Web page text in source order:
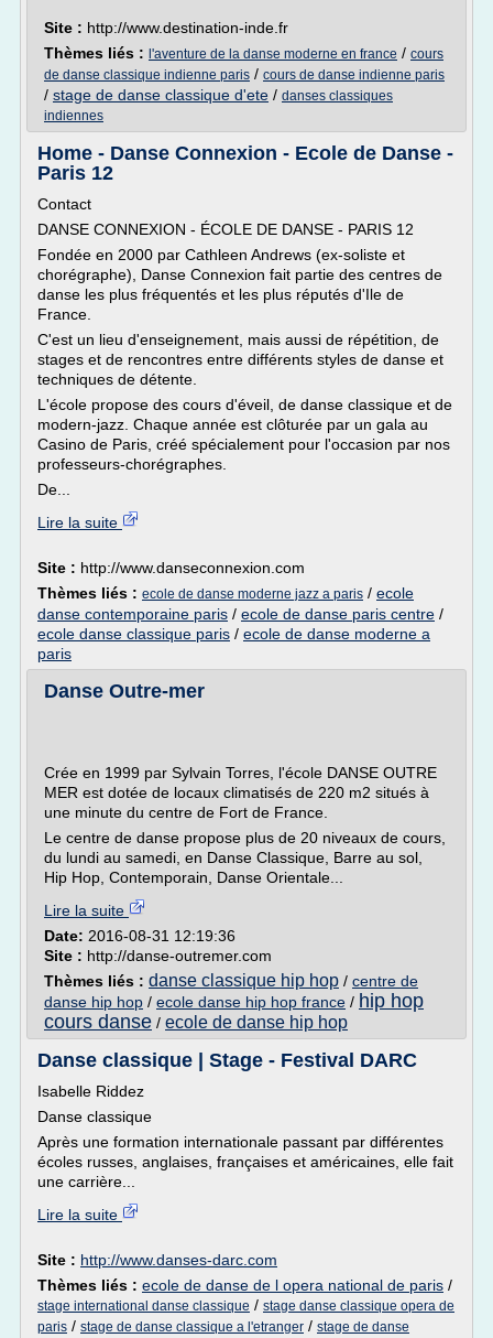
Site : http://www.destination-inde.fr
Thèmes liés : l'aventure de la danse moderne en france / cours
de danse classique indienne paris / cours de danse indienne paris
/ stage de danse classique d'ete / danses classiques
indiennes
Home - Danse Connexion - Ecole de Danse -
Paris 12
Contact
DANSE CONNEXION - ÉCOLE DE DANSE - PARIS 12
Fondée en 2000 par Cathleen Andrews (ex-soliste et
chorégraphe), Danse Connexion fait partie des centres de
danse les plus fréquentés et les plus réputés d'Ile de
France.
C'est un lieu d'enseignement, mais aussi de répétition, de
stages et de rencontres entre différents styles de danse et
techniques de détente.
L'école propose des cours d'éveil, de danse classique et de
modern-jazz. Chaque année est clôturée par un gala au
Casino de Paris, créé spécialement pour l'occasion par nos
professeurs-chorégraphes.
De...
Lire la suite
Site : http://www.danseconnexion.com
Thèmes liés : ecole de danse moderne jazz a paris / ecole
danse contemporaine paris / ecole de danse paris centre /
ecole danse classique paris / ecole de danse moderne a
paris
Danse Outre-mer
Crée en 1999 par Sylvain Torres, l'école DANSE OUTRE
MER est dotée de locaux climatisés de 220 m2 situés à
une minute du centre de Fort de France.
Le centre de danse propose plus de 20 niveaux de cours,
du lundi au samedi, en Danse Classique, Barre au sol,
Hip Hop, Contemporain, Danse Orientale...
Lire la suite
Date: 2016-08-31 12:19:36
Site : http://danse-outremer.com
Thèmes liés : danse classique hip hop / centre de
danse hip hop / ecole danse hip hop france / hip hop
cours danse / ecole de danse hip hop
Danse classique | Stage - Festival DARC
Isabelle Riddez
Danse classique
Après une formation internationale passant par différentes
écoles russes, anglaises, françaises et américaines, elle fait
une carrière...
Lire la suite
Site : http://www.danses-darc.com
Thèmes liés : ecole de danse de l opera national de paris /
stage international danse classique / stage danse classique opera de
paris / stage de danse classique a l'etranger / stage de danse